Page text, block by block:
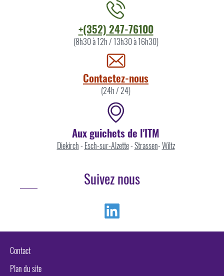
+(352) 247-76100
(8h30 à 12h / 13h30 à 16h30)
Contactez-nous
(24h / 24)
Aux guichets de l'ITM
Diekirch- Esch-sur-Alzette-Strassen-Wiltz
Suivez nous
Contact
Plan du site